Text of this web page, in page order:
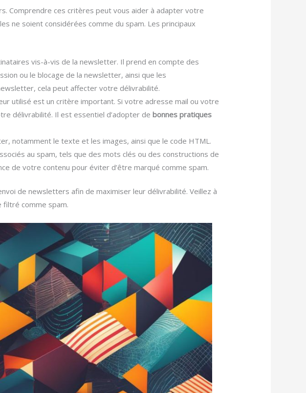
Comprendre ces critères peut vous aider à adapter votre
ne soient considérées comme du spam. Les principaux
vis-à-vis de la newsletter. Il prend en compte des
ou le blocage de la newsletter, ainsi que les
cela peut affecter votre délivrabilité.
utilisé est un critère important. Si votre adresse mail ou votre
délivrabilité. Il est essentiel d’adopter debonnes pratiques
notamment le texte et les images, ainsi que le code HTML.
au spam, tels que des mots clés ou des constructions de
de votre contenu pour éviter d’être marqué comme spam.
de newsletters afin de maximiser leur délivrabilité. Veillez à
filtré comme spam.